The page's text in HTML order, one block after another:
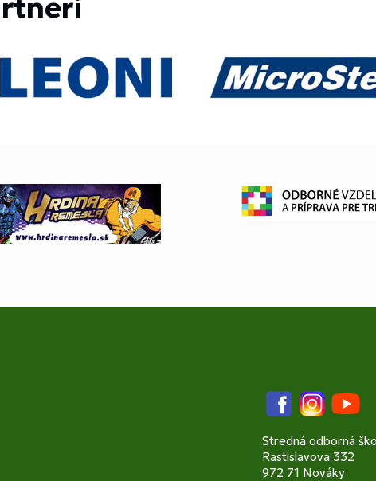
FacebookInstagramYouTube
Stredná odborná
Rastislavova 332
972 71 Nováky